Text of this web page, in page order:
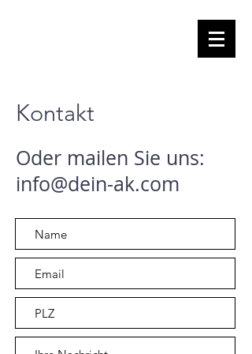
Kontakt
Oder mailen Sie uns:
info@dein-ak.com